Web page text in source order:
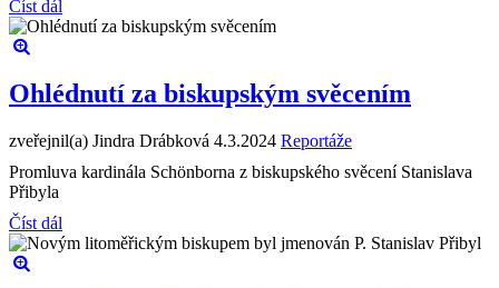
Číst dál
Ohlédnutí za biskupským svěcením
zveřejnil(a) Jindra Drábková 4.3.2024 Reportáže
Promluva kardinála Schönborna z biskupského svěcení Stanislava
Přibyla
Číst dál